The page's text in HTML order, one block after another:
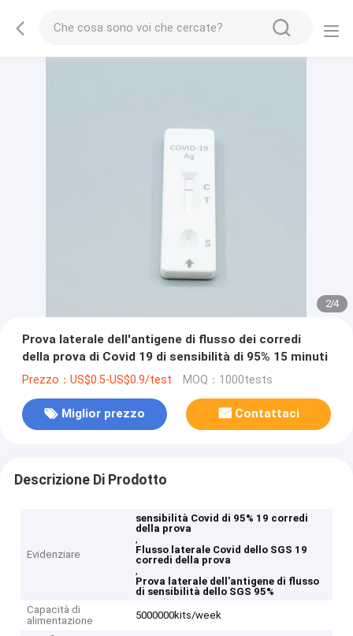
2/4
Prova laterale dell'antigene di flusso dei corredi
della prova di Covid 19 di sensibilità di 95% 15 minuti
Prezzo：US$0.5-US$0.9/test MOQ：1000tests
Miglior prezzo Contattaci
Descrizione Di Prodotto
Evidenziare
sensibilità Covid di 95% 19 corredi
della prova
,
Flusso laterale Covid dello SGS 19
corredi della prova
,
Prova laterale dell'antigene di flusso
di sensibilità dello SGS 95%
Capacità di
alimentazione
5000000kits/week